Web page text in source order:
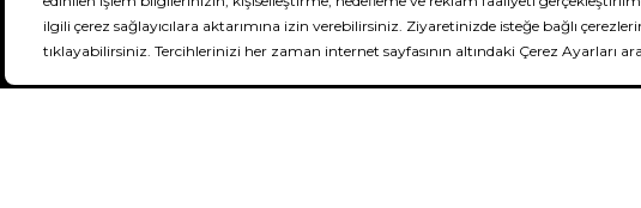
DeFactoFIT ©️ 2022-2026. Tüm hakları saklıdır.